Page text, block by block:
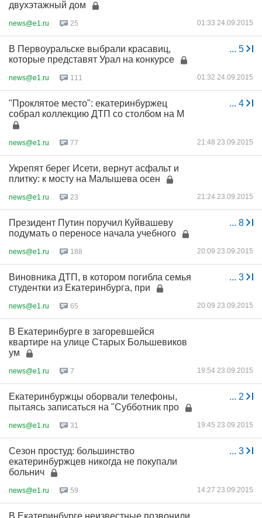
двухэтажный дом
news@e1.ru 25 01:33 24.09.2015
... 5
В Первоуральске выбрали красавиц,
которые представят Урал на конкурсе
news@e1.ru 111 01:32 24.09.2015
... 4
"Проклятое место": екатеринбуржец
собрал коллекцию ДТП со столбом на М
news@e1.ru 77 21:48 23.09.2015
Укрепят берег Исети, вернут асфальт и
плитку: к мосту на Малышева осен
news@e1.ru 23 21:24 23.09.2015
... 8
Президент Путин поручил Куйвашеву
подумать о переносе начала учебного
news@e1.ru 188 20:09 23.09.2015
... 3
Виновника ДТП, в котором погибла семья
студентки из Екатеринбурга, при
news@e1.ru 65 20:09 23.09.2015
В Екатеринбурге в загоревшейся
квартире на улице Старых Большевиков
ум
news@e1.ru 7 19:54 23.09.2015
... 2
Екатеринбуржцы оборвали телефоны,
пытаясь записаться на "Субботник про
news@e1.ru 31 19:45 23.09.2015
... 3
Сезон простуд: большинство
екатеринбуржцев никогда не покупали
больнич
news@e1.ru 59 14:27 23.09.2015
В Екатеринбурге неизвестные позвонили